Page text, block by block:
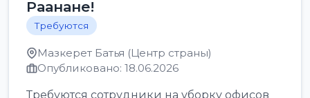
Раанане!
Требуются
Мазкерет Батья (Центр страны)
Опубликовано: 18.06.2026
Требуются сотрудники на уборку офисов